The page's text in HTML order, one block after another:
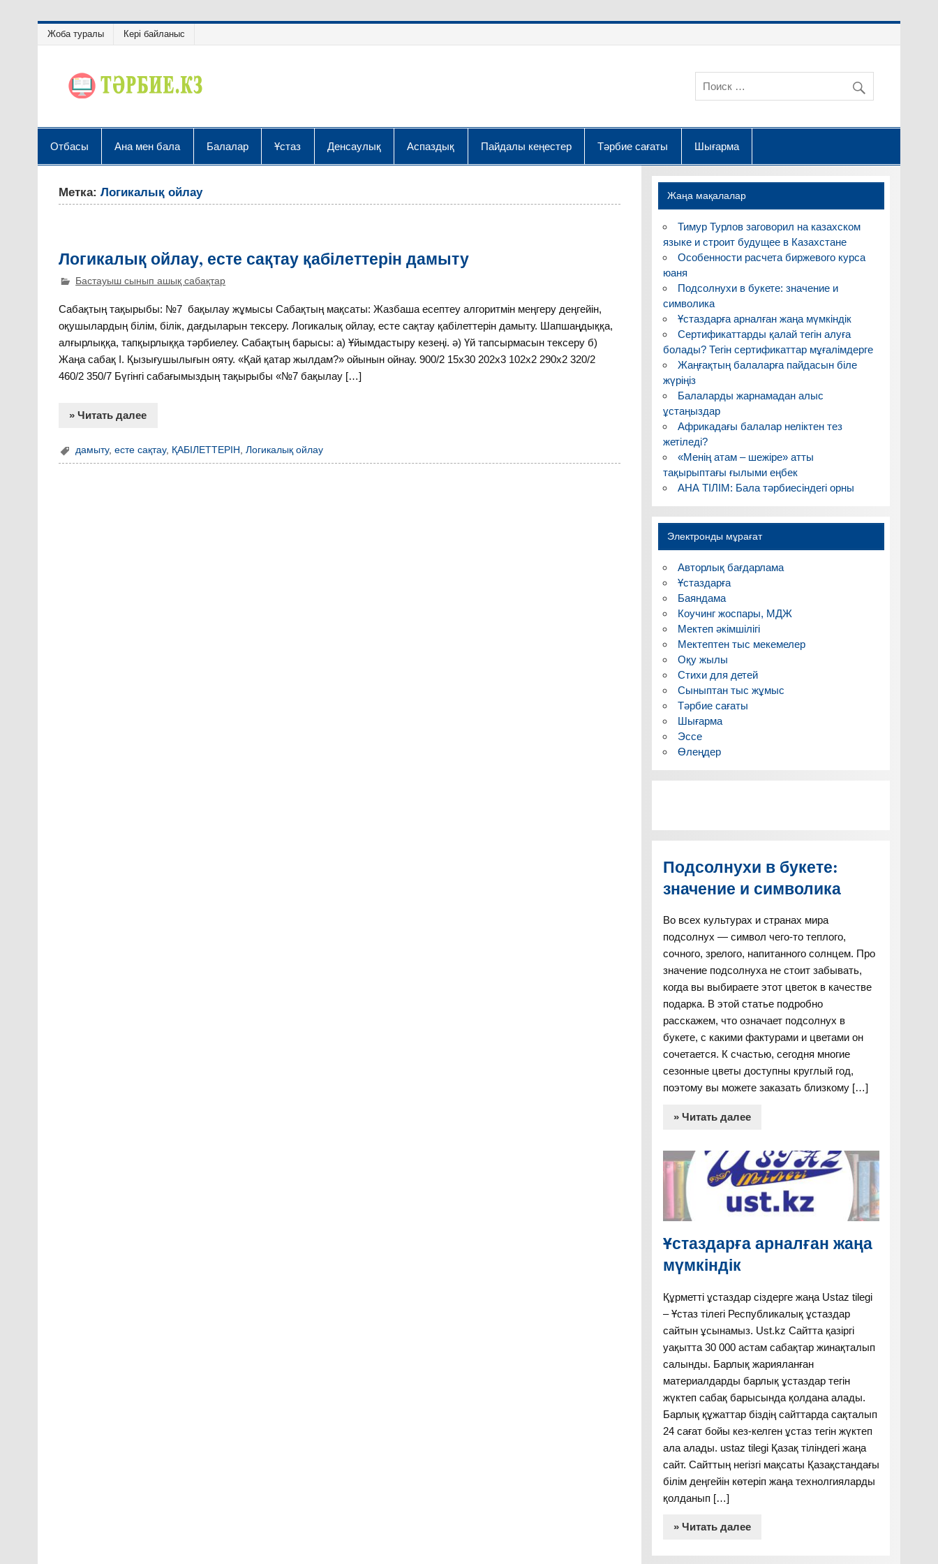
Жоба туралы Кері байланыс
Отбасы Ана мен бала Балалар Ұстаз Денсаулық Аспаздық Пайдалы кеңестер Тәрбие сағаты Шығарма
Метка:Логикалық ойлау
Логикалық ойлау, есте сақтау қабілеттерін дамыту
Бастауыш сынып ашық сабақтар
Сабақтың тақырыбы: №7 бақылау жұмысы Сабақтың мақсаты: Жазбаша есептеу алгоритмін меңгеру деңгейін,
оқушылардың білім, білік, дағдыларын тексеру. Логикалық ойлау, есте сақтау қабілеттерін дамыту. Шапшаңдыққа,
алғырлыққа, тапқырлыққа тәрбиелеу. Сабақтың барысы: а) Ұйымдастыру кезеңі. ә) Үй тапсырмасын тексеру б)
Жаңа сабақ І. Қызығушылығын ояту. «Қай қатар жылдам?» ойынын ойнау. 900/2 15х30 202х3 102х2 290х2 320/2
460/2 350/7 Бүгінгі сабағымыздың тақырыбы «№7 бақылау […]
» Читать далее
дамыту,есте сақтау, ҚАБІЛЕТТЕРІН ,Логикалық ойлау
Жаңа мақалалар
Тимур Турлов заговорил на казахском
языке и строит будущее в Казахстане
Особенности расчета биржевого курса
юаня
Подсолнухи в букете: значение и
символика
Ұстаздарға арналған жаңа мүмкіндік
Сертификаттарды қалай тегін алуға
болады? Тегін сертификаттар мұғалімдерге
Жаңғақтың балаларға пайдасын біле
жүріңіз
Балаларды жарнамадан алыс
ұстаңыздар
Африкадағы балалар неліктен тез
жетіледі?
«Менің атам – шежіре» атты
тақырыптағы ғылыми еңбек
АНА ТІЛІМ: Бала тәрбиесіндегі орны
Электронды мұрағат
Авторлық бағдарлама
Ұстаздарға
Баяндама
Коучинг жоспары, МДЖ
Мектеп әкімшілігі
Мектептен тыс мекемелер
Оқу жылы
Стихи для детей
Сыныптан тыс жұмыс
Тәрбие сағаты
Шығарма
Эссе
Өлеңдер
Подсолнухи в букете:
значение и символика
Во всех культурах и странах мира
подсолнух — символ чего-то теплого,
сочного, зрелого, напитанного солнцем. Про
значение подсолнуха не стоит забывать,
когда вы выбираете этот цветок в качестве
подарка. В этой статье подробно
расскажем, что означает подсолнух в
букете, с какими фактурами и цветами он
сочетается. К счастью, сегодня многие
сезонные цветы доступны круглый год,
поэтому вы можете заказать близкому […]
» Читать далее
Ұстаздарға арналған жаңа
мүмкіндік
Құрметті ұстаздар сіздерге жаңа Ustaz tilegi
– Ұстаз тілегі Республикалық ұстаздар
сайтын ұсынамыз. Ust.kz Сайтта қазіргі
уақытта 30 000 астам сабақтар жинақталып
салынды. Барлық жарияланған
материалдарды барлық ұстаздар тегін
жүктеп сабақ барысында қолдана алады.
Барлық құжаттар біздің сайттарда сақталып
24 сағат бойы кез-келген ұстаз тегін жүктеп
ала алады. ustaz tilegi Қазақ тіліндегі жаңа
сайт. Сайттың негізгі мақсаты Қазақстандағы
білім деңгейін көтеріп жаңа технолгияларды
қолданып […]
» Читать далее